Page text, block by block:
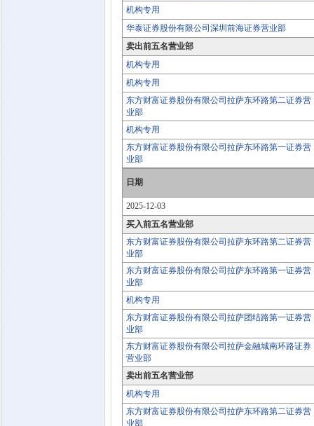
机构专用
华泰证券股份有限公司深圳前海证券营业部
卖出前五名营业部
机构专用
机构专用
东方财富证券股份有限公司拉萨东环路第二证券营
业部
机构专用
东方财富证券股份有限公司拉萨东环路第一证券营
业部
日期
2025-12-03
买入前五名营业部
东方财富证券股份有限公司拉萨东环路第二证券营
业部
东方财富证券股份有限公司拉萨东环路第一证券营
业部
机构专用
东方财富证券股份有限公司拉萨团结路第一证券营
业部
东方财富证券股份有限公司拉萨金融城南环路证券
营业部
卖出前五名营业部
机构专用
东方财富证券股份有限公司拉萨东环路第二证券营
业部